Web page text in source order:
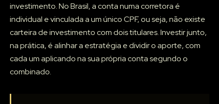
investimento. No Brasil, a conta numa corretora é
individual e vinculada a um único CPF, ou seja, não existe
carteira de investimento com dois titulares. Investir junto,
na prática, é alinhar a estratégia e dividir o aporte, com
cada um aplicando na sua própria conta segundo o
combinado.